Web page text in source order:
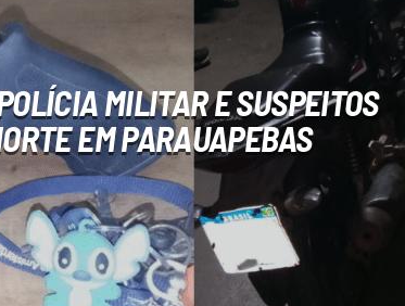
MILITAR E SUSPEITOS
EM PARAUAPEBAS